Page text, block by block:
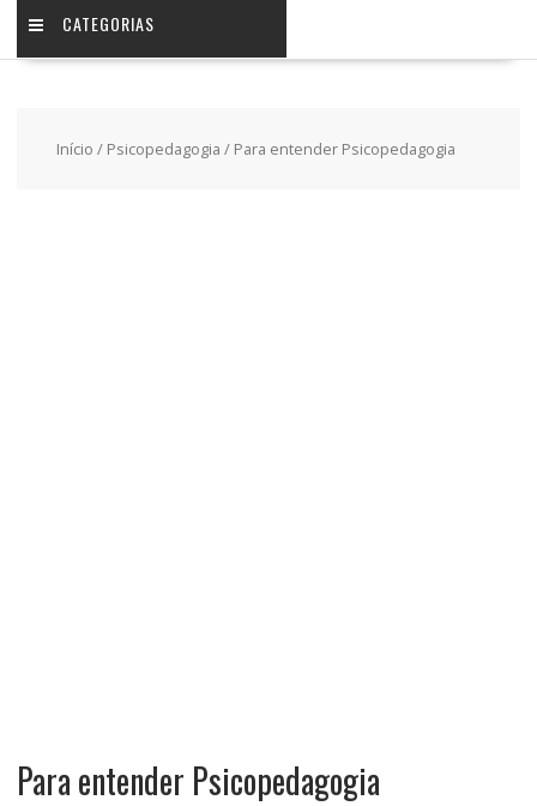
CATEGORIAS
Início / Psicopedagogia / Para entender Psicopedagogia
Para entender Psicopedagogia